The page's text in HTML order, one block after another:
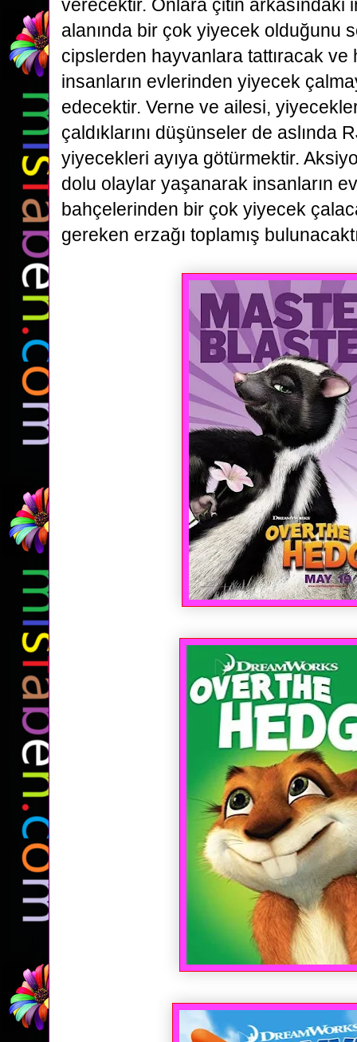
verecektir. Onlara çitin arkasındaki
alanında bir çok yiyecek olduğunu
cipslerden hayvanlara tattıracak ve
insanların evlerinden yiyecek
edecektir. Verne ve ailesi,
çaldıklarını düşünseler de aslında
yiyecekleri ayıya götürmektir.
dolu olaylar yaşanarak insanların
bahçelerinden bir çok yiyecek
gereken erzağı toplamış